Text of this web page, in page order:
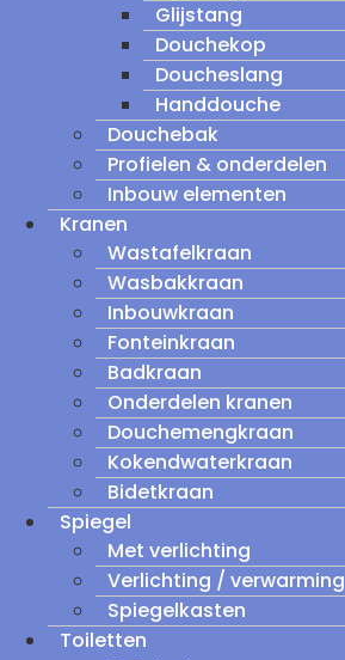
Glijstang
Douchekop
Doucheslang
Handdouche
Douchebak
Profielen & onderdelen
Inbouw elementen
Kranen
Wastafelkraan
Wasbakkraan
Inbouwkraan
Fonteinkraan
Badkraan
Onderdelen kranen
Douchemengkraan
Kokendwaterkraan
Bidetkraan
Spiegel
Met verlichting
Verlichting / verwarming
Spiegelkasten
Toiletten